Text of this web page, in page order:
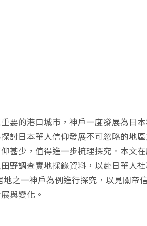
的港口城市，神戶一度發展為日本
討日本華人信仰發展不可忽略的地
甚少，值得進一步梳理探究。本文
野調查實地採錄資料，以赴日華人
之一神戶為例進行探究，以見關帝
與變化。